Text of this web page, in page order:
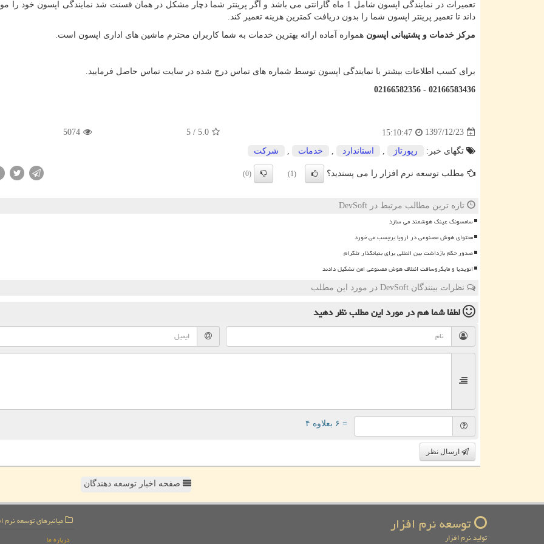
تعمیرات در نمایندگی اپسون شامل 1 ماه گارانتی می باشد و آگر پرینتر شما دچار مشکل در همان قسنت شد نمایندگی اپسون
داند تا تعمیر پرینتر اپسون شما را بدون دریافت کمترین هزینه تعمیر کند.
مرکز خدمات و پشتیبانی اپسون همواره آماده ارائه بهترین خدمات به شما کاربران محترم ماشین های اداری اپسون است.
برای کسب اطلاعات بیشتر با نمایندگی اپسون توسط شماره های تماس درج شده در سایت تماس حاصل فرمایید.
02166583436 - 02166582356
1397/12/23
15:10:47
5.0
/
5
5074
تگهای خبر: رپورتاژ استاندارد خدمات شركت
مطلب توسعه نرم افزار را می پسندید؟ (1)
(0)
تازه ترین مطالب مرتبط در DevSoft
سامسونگ عینک هوشمند می سازد
محتوای هوش مصنوعی در اروپا برچسب می خورد
صدور حکم بازداشت بین المللی برای بنیانگذار تلگرام
انویدیا و مایکروسافت ائتلاف هوش مصنوعی امن تشکیل دادند
نظرات بینندگان DevSoft در مورد این مطلب
لطفا شما همدر مورد این مطلبنظر دهید
= ۶ بعلاوه ۴
ارسال نظر
صفحه اخبار توسعه دهندگان
توسعه نرم افزار
تولید نرم افزار
میانبرهای توسعه نرم
درباره ما